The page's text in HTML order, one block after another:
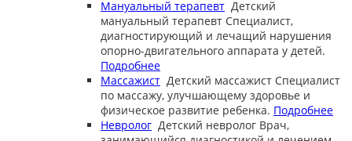
Мануальный терапевт Детский
мануальный терапевт Специалист,
диагностирующий и лечащий нарушения
опорно-двигательного аппарата у детей.
Подробнее
Массажист Детский массажист Специалист
по массажу, улучшающему здоровье и
физическое развитие ребенка. Подробнее
Невролог Детский невролог Врач,